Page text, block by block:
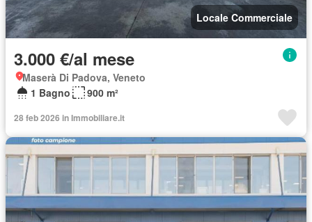
Locale Commerciale
3.000 €/al mese
Maserà Di Padova, Veneto
1 Bagno
900 m²
28 feb 2026 in Immobiliare.it